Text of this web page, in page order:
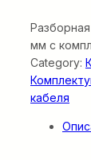
мм с
Category:
кабеля